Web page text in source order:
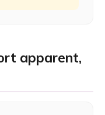
apparent,